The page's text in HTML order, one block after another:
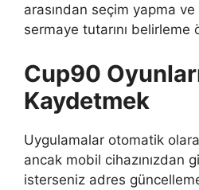
arasından seçim yapma ve
sermaye tutarını
Cup90
Kaydetmek
Uygulamalar otomatik
ancak mobil cihazınızdan
isterseniz adres